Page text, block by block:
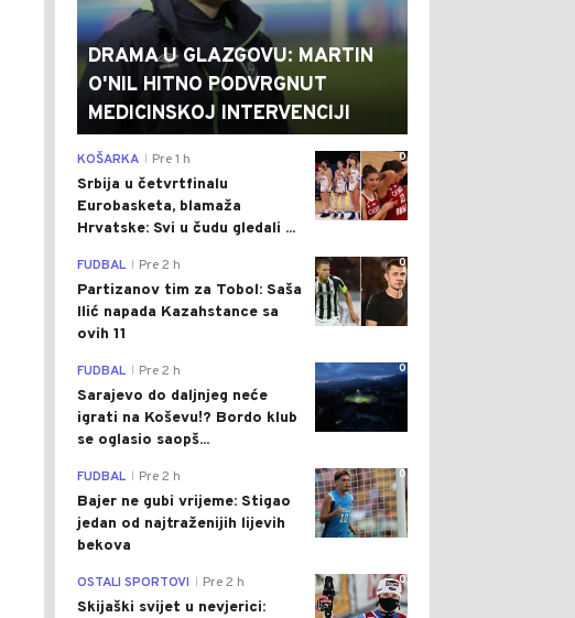
DRAMA U GLAZGOVU: MARTIN
O'NIL HITNO PODVRGNUT
MEDICINSKOJ INTERVENCIJI
0
KOŠARKA Pre 1 h
Srbija u četvrtfinalu
Eurobasketa, blamaža
Hrvatske: Svi u čudu gledali ...
0
FUDBAL Pre 2 h
Partizanov tim za Tobol: Saša
Ilić napada Kazahstance sa
ovih 11
0
FUDBAL Pre 2 h
Sarajevo do daljnjeg neće
igrati na Koševu!? Bordo klub
se oglasio saopš...
0
FUDBAL Pre 2 h
Bajer ne gubi vrijeme: Stigao
jedan od najtraženijih lijevih
bekova
0
OSTALI SPORTOVI Pre 2 h
Skijaški svijet u nevjerici: